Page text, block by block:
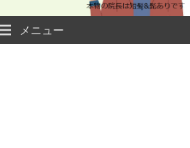
メニュー